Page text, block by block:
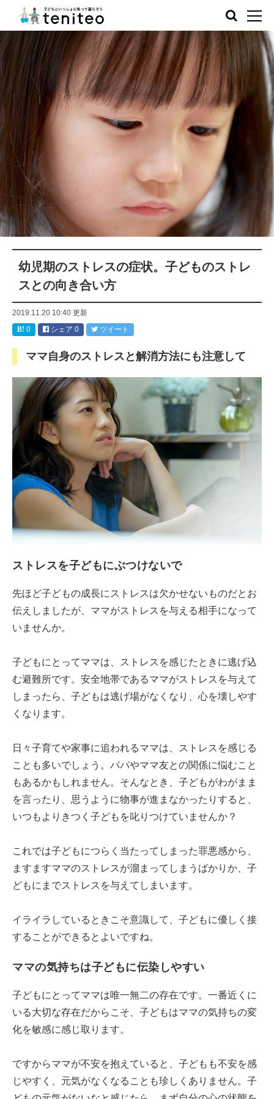
幼児期のストレスの症状。子どものストレ
スとの向き合い方
2019.11.20 10:40 更新
0
シェア 0 ツイート
ママ自身のストレスと解消方法にも注意して
ストレスを子どもにぶつけないで
先ほど子どもの成長にストレスは欠かせないものだとお
伝えしましたが、ママがストレスを与える相手になって
いませんか。
子どもにとってママは、ストレスを感じたときに逃げ込
む避難所です。安全地帯であるママがストレスを与えて
しまったら、子どもは逃げ場がなくなり、心を壊しやす
くなります。
日々子育てや家事に追われるママは、ストレスを感じる
ことも多いでしょう。パパやママ友との関係に悩むこと
もあるかもしれません。そんなとき、子どもがわがまま
を言ったり、思うように物事が進まなかったりすると、
いつもよりきつく子どもを叱りつけていませんか？
これでは子どもにつらく当たってしまった罪悪感から、
ますますママのストレスが溜まってしまうばかりか、子
どもにまでストレスを与えてしまいます。
イライラしているときこそ意識して、子どもに優しく接
することができるとよいですね。
ママの気持ちは子どもに伝染しやすい
子どもにとってママは唯一無二の存在です。一番近くに
いる大切な存在だからこそ、子どもはママの気持ちの変
化を敏感に感じ取ります。
ですからママが不安を抱えていると、子どもも不安を感
じやすく、元気がなくなることも珍しくありません。子